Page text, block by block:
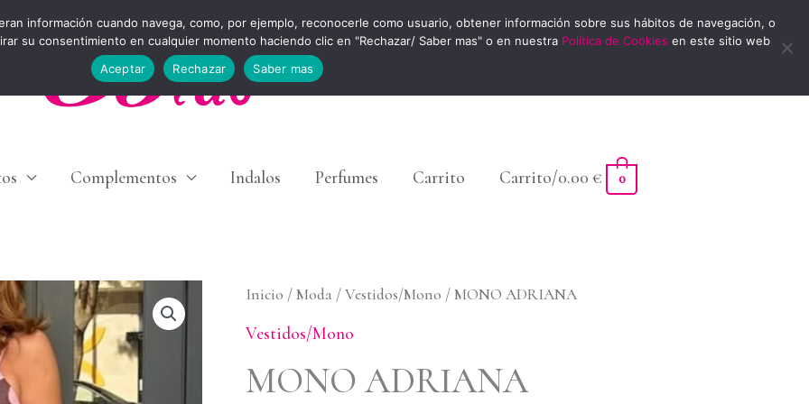
Complementos Indalos Perfumes Carrito Carrito/0.00€ 0
Inicio /Moda /Vestidos/Mono / MONO ADRIANA
Vestidos/Mono
MONO ADRIANA
MONO
ADRIANA
información cuando navega, como, por ejemplo, reconocerle como usuario, obtener información sobre sus hábitos de navegación, o
su consentimiento en cualquier momento haciendo clic en "Rechazar/ Saber mas" o en nuestra Política de Cookies en este sitio web
Aceptar
Rechazar Saber mas